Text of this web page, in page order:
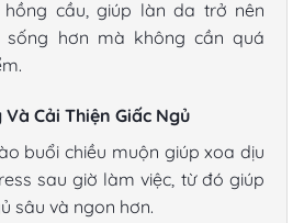
cầu, giúp làn da trở nên
sống hơn mà không cần quá
Cải Thiện Giấc Ngủ
buổi chiều muộn giúp xoa dịu
sau giờ làm việc, từ đó giúp
sâu và ngon hơn.